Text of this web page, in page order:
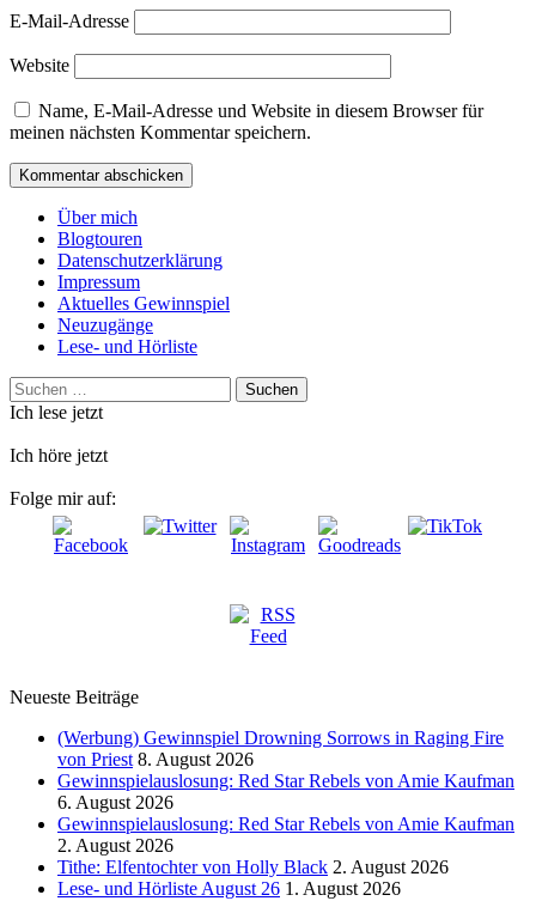
E-Mail-Adresse
Website
Name, E-Mail-Adresse und Website in diesem Browser für
meinen nächsten Kommentar speichern.
Über mich
Blogtouren
Datenschutzerklärung
Impressum
Aktuelles Gewinnspiel
Neuzugänge
Lese- und Hörliste
Suchen
nach:
Ich lese jetzt
Ich höre jetzt
Folge mir auf:
Neueste Beiträge
(Werbung) Gewinnspiel Drowning Sorrows in Raging Fire
von Priest 8. August 2026
Gewinnspielauslosung: Red Star Rebels von Amie Kaufman
6. August 2026
Gewinnspielauslosung: Red Star Rebels von Amie Kaufman
2. August 2026
Tithe: Elfentochter von Holly Black 2. August 2026
Lese- und Hörliste August 26 1. August 2026